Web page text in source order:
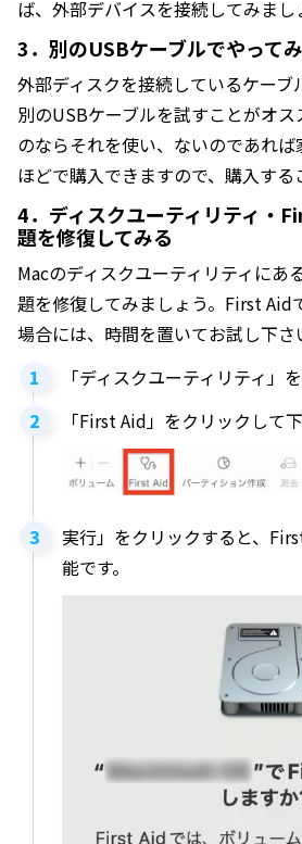
ば、外部デバイスを接続してみまし
3．別のUSBケーブルでやって
外部ディスクを接続しているケーブ
別のUSBケーブルを試すことがオ
のならそれを使い、ないのであれ
ほどで購入できますので、購入する
4．ディスクユーティリティ・
題を修復してみる
Macのディスクユーティリティにあ
題を修復してみましょう。First Aid
場合には、時間を置いてお試し下さ
「ディスクユーティリティ」
「First Aid」をクリックして下
実行」をクリックすると、
能です。